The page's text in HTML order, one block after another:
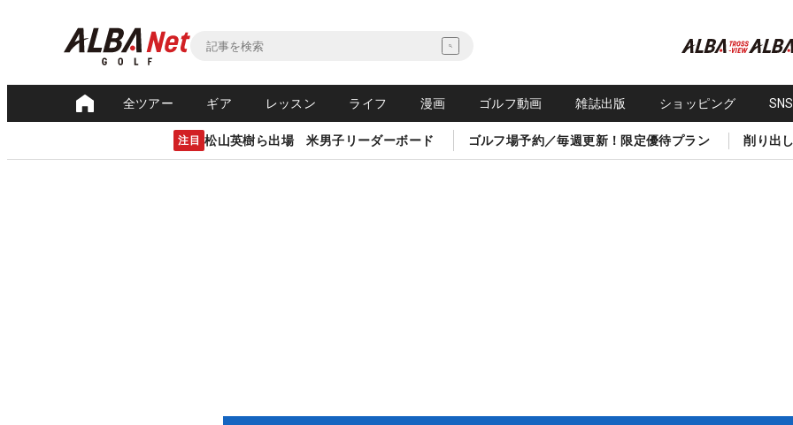
全ツアー ギア レッスン ライフ 漫画 ゴルフ動画 雑誌出版 ショッピング
注目 松山英樹ら出場 米男子リーダーボード ゴルフ場予約／毎週更新！限定優待プラン 削り出